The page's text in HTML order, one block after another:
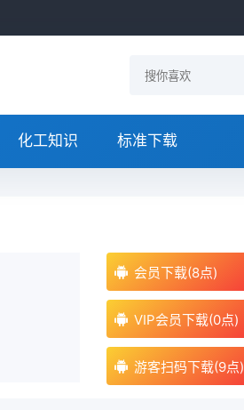
化工知识 标准下载
会员下载(8点)
VIP会员下载(0点)
游客扫码下载(9点)